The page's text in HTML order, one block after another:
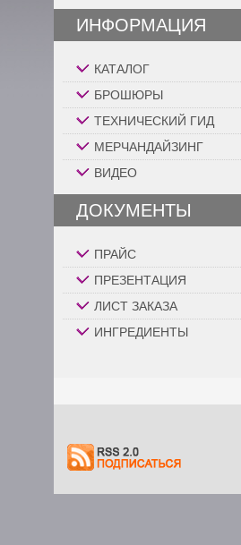
ИНФОРМАЦИЯ
КАТАЛОГ
БРОШЮРЫ
ТЕХНИЧЕСКИЙ ГИД
МЕРЧАНДАЙЗИНГ
ВИДЕО
ДОКУМЕНТЫ
ПРАЙС
ПРЕЗЕНТАЦИЯ
ЛИСТ ЗАКАЗА
ИНГРЕДИЕНТЫ